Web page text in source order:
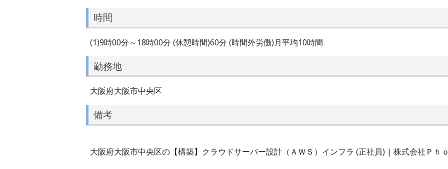
時間
(1)9時00分～18時00分 (休憩時間)60分 (時間外労働)月平均10時間
勤務地
大阪府大阪市中央区
備考
大阪府大阪市中央区の【構築】クラウドサーバー設計（ＡＷＳ）インフラ (正社員) | 株式会社Ｐｈ